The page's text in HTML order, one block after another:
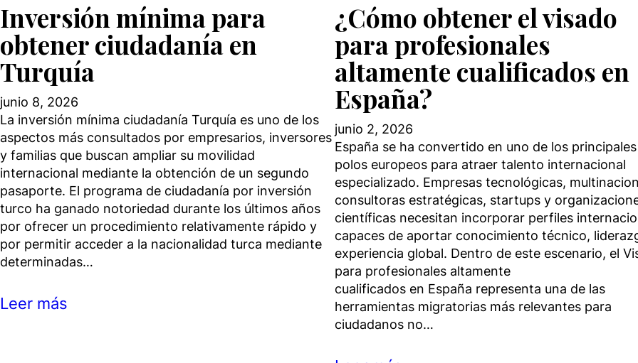
Inversión mínima para
obtener ciudadanía en
Turquía
junio 8, 2026
La inversión mínima ciudadanía Turquía es uno de los
aspectos más consultados por empresarios, inversores
y familias que buscan ampliar su movilidad
internacional mediante la obtención de un segundo
pasaporte. El programa de ciudadanía por inversión
turco ha ganado notoriedad durante los últimos años
por ofrecer un procedimiento relativamente rápido y
por permitir acceder a la nacionalidad turca mediante
determinadas…
Leer más
¿Cómo obtener el visado
para profesionales
altamente cualificados en
España?
junio 2, 2026
España se ha convertido en uno de los principales
polos europeos para atraer talento internacional
especializado. Empresas tecnológicas,
consultoras estratégicas, startups y
científicas necesitan incorporar perfiles
capaces de aportar conocimiento técnico,
experiencia global. Dentro de este escenario, el
para profesionales altamente
cualificados en España representa una de las
herramientas migratorias más relevantes para
ciudadanos no…